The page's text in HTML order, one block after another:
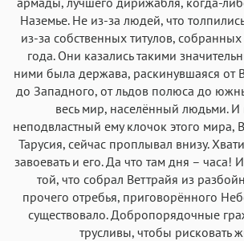
Наземье. Не из-за людей, что
из-за собственных титулов,
года. Они казались такими
ними была держава, раскинувшаяся от
до Западного, от льдов полюса до
весь мир, населённый людьми. И
неподвластный ему клочок этого мира,
Тарусия, сейчас проплывал внизу.
завоевать и его. Да что там дня –
той, что собрал Веттрайя из
прочего отребья, приговорённого
существовало. Добропорядочные
трусливы, чтобы рисковать